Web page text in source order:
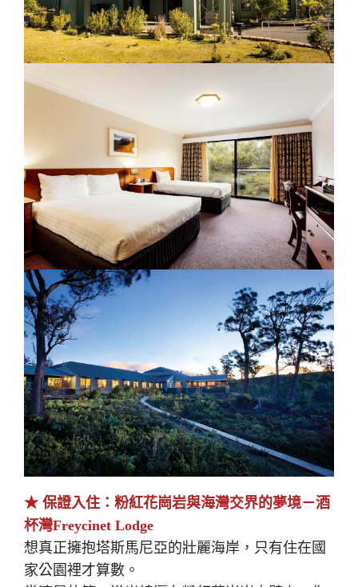
★ 保證入住：粉紅花崗岩與海灣交界的夢境－酒
杯灣Freycinet Lodge
想真正擁抱塔斯馬尼亞的壯麗海岸，只有住在國
家公園裡才算數。